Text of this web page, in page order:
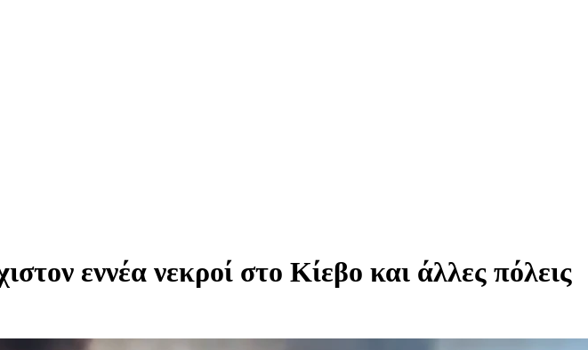
εννέα νεκροί στο Κίεβο και άλλες πόλεις